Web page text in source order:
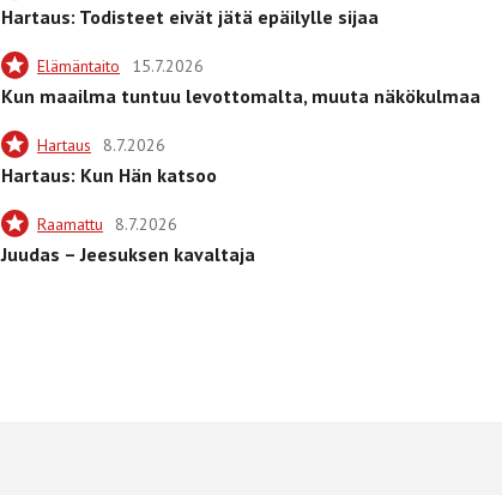
Hartaus: Todisteet eivät jätä epäilylle sijaa
Elämäntaito 15.7.2026
Kun maailma tuntuu levottomalta, muuta näkökulmaa
Hartaus 8.7.2026
Hartaus: Kun Hän katsoo
Raamattu 8.7.2026
Juudas – Jeesuksen kavaltaja